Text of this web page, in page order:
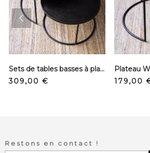
Sets de tables basses à plateaux - S/L
Precio
309,00 €
Plateau
Precio
179,00
prev
Restons en contact !